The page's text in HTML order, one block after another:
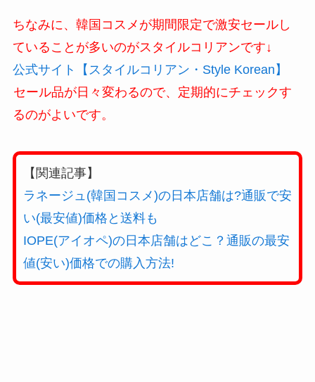
ちなみに、韓国コスメが期間限定で激安セールし
ていることが多いのがスタイルコリアンです↓
公式サイト【スタイルコリアン・Style Korean】
セール品が日々変わるので、定期的にチェックす
るのがよいです。
【関連記事】
ラネージュ(韓国コスメ)の日本店舗は?通販で安
い(最安値)価格と送料も
IOPE(アイオペ)の日本店舗はどこ？通販の最安
値(安い)価格での購入方法!